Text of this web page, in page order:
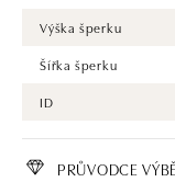
Výška šperku
Šířka šperku
ID
PRŮVODCE